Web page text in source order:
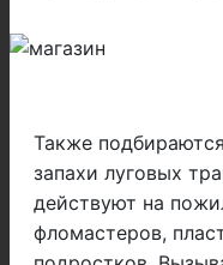
Также
запахи луговых
действуют на
фломастеров,